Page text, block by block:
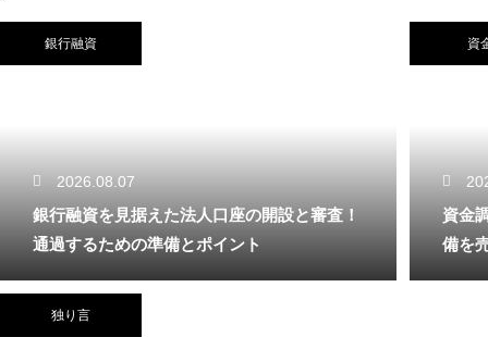
銀行融資
2026.08.07
銀行融資を見据えた法人口座の開設と審査！
通過するための準備とポイント
資
資金
備を
独り言